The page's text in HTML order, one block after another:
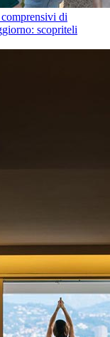
di
scopriteli